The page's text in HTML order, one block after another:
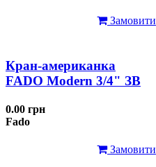
Замовити
Кран-американка
FADO Modern 3/4" ЗВ
0.00 грн
Fado
Замовити